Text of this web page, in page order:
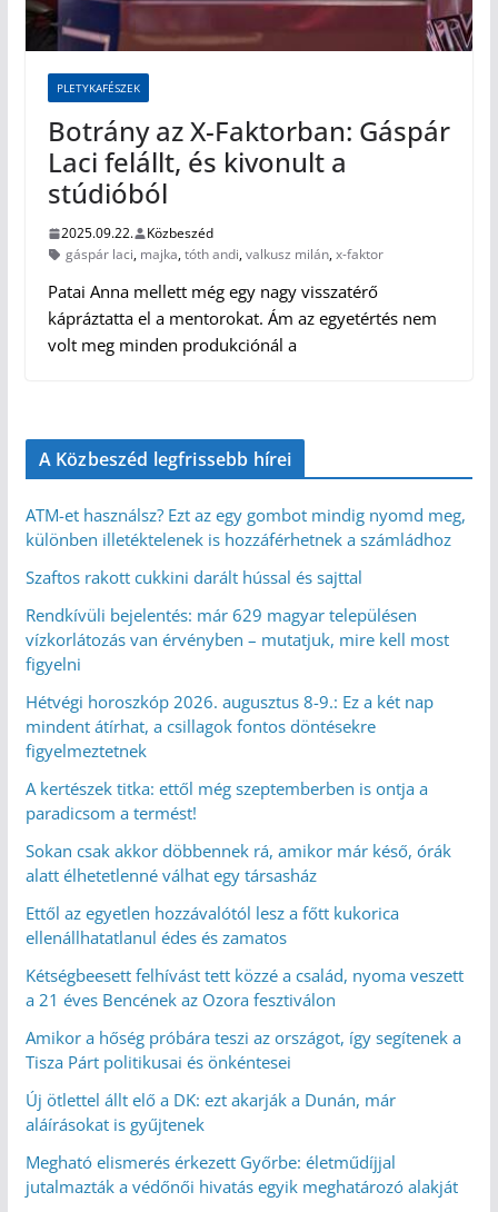
PLETYKAFÉSZEK
Botrány az X-Faktorban: Gáspár
Laci felállt, és kivonult a
stúdióból
2025.09.22.
Közbeszéd
gáspár laci, majka,tóth andi,valkusz milán,x-faktor
Patai Anna mellett még egy nagy visszatérő
kápráztatta el a mentorokat. Ám az egyetértés nem
volt meg minden produkciónál a
A Közbeszéd legfrissebb hírei
ATM-et használsz? Ezt az egy gombot mindig nyomd meg,
különben illetéktelenek is hozzáférhetnek a számládhoz
Szaftos rakott cukkini darált hússal és sajttal
Rendkívüli bejelentés: már 629 magyar településen
vízkorlátozás van érvényben – mutatjuk, mire kell most
figyelni
Hétvégi horoszkóp 2026. augusztus 8-9.: Ez a két nap
mindent átírhat, a csillagok fontos döntésekre
figyelmeztetnek
A kertészek titka: ettől még szeptemberben is ontja a
paradicsom a termést!
Sokan csak akkor döbbennek rá, amikor már késő, órák
alatt élhetetlenné válhat egy társasház
Ettől az egyetlen hozzávalótól lesz a főtt kukorica
ellenállhatatlanul édes és zamatos
Kétségbeesett felhívást tett közzé a család, nyoma veszett
a 21 éves Bencének az Ozora fesztiválon
Amikor a hőség próbára teszi az országot, így segítenek a
Tisza Párt politikusai és önkéntesei
Új ötlettel állt elő a DK: ezt akarják a Dunán, már
aláírásokat is gyűjtenek
Megható elismerés érkezett Győrbe: életműdíjjal
jutalmazták a védőnői hivatás egyik meghatározó alakját